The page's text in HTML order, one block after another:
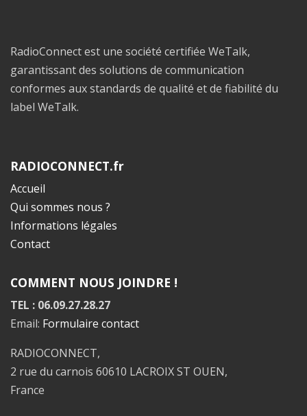
RadioConnect est une société certifiée WeTalk,
garantissant des solutions de communication
conformes aux standards de qualité et de fiabilité du
label WeTalk.
RADIOCONNECT.fr
Accueil
Qui sommes nous ?
Informations légales
Contact
COMMENT NOUS JOINDRE !
TEL : 06.09.27.28.27
Email: Formulaire contact
RADIOCONNECT,
2 rue du carnois 60610 LACROIX ST OUEN,
France